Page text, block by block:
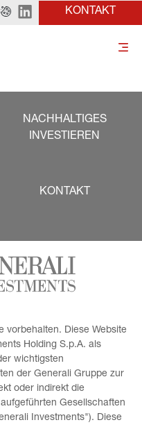
KONTAKT
NACHHALTIGES
INVESTIEREN
KONTAKT
vorbehalten. Diese Website
Holding S.p.A. als
wichtigsten
der Generali Gruppe zur
oder indirekt die
Gesellschaften
Investments"). Diese